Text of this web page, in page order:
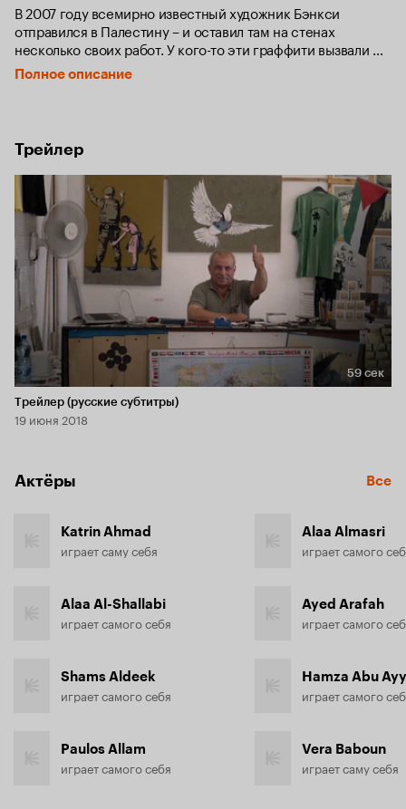
В 2007 году всемирно известный художник Бэнкси
отправился в Палестину – и оставил там на стенах
несколько своих работ. У кого-то эти граффити вызвали
раздражение; кто-то воспринял их как настоящее
искусство; а кто-то увидел в них возможность заработать.
работа, и продать его за максимально возможную цену.
Полное описание
Трейлер
Длительность 59 сек
59 сек
Трейлер (русские субтитры)
19 июня 2018
Актёры Все
Katrin Ahmad
играет саму себя
Alaa Al-Shallabi
играет самого себя
Shams Aldeek
играет самого себя
Paulos Allam
играет самого себя
Alaa Almasri
играет самого
Ayed Arafah
играет самого
Hamza Abu
играет самого
Vera Baboun
играет саму себя